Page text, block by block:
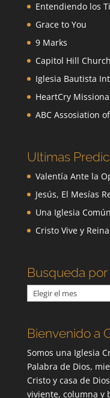
Entendiendo los
Grace to You
9 Marks
Capitol Hill Church
Iglesia Bautista
HeartCry
ABC Assosiation
Ultimas
Valentía Ante la
Jesús, El Mesías
Una Iglesia Común
Cristo Vive y Reina
Busqueda por
Busqueda
por
Bienvenido a
Somos una Iglesia
Palabra de Dios,
Cristo y casa de
viviente, columna y